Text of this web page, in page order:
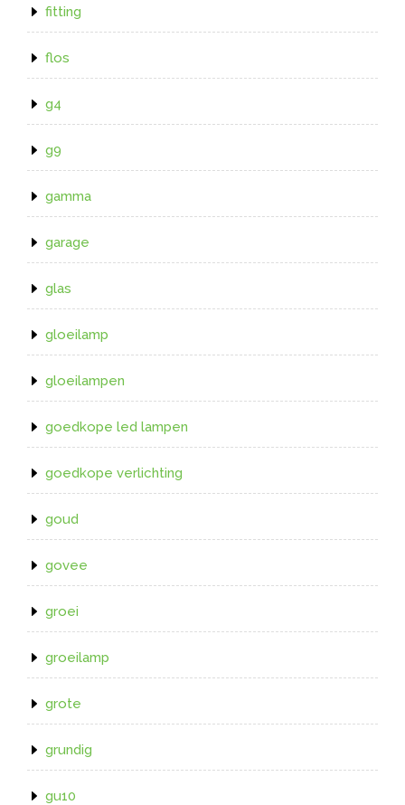
fitting
flos
g4
g9
gamma
garage
glas
gloeilamp
gloeilampen
goedkope led lampen
goedkope verlichting
goud
govee
groei
groeilamp
grote
grundig
gu10